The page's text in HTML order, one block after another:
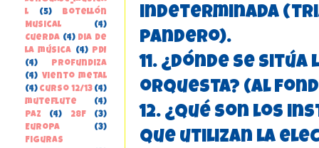
indeterminada
pandero).
11. ¿Dónde se
orquesta? (al
12. ¿Qué son los
que utilizan la
l
(5)
Botellón
Musical
(4)
Cuerda (4) Dia de
la música (4) PDI
(4)
Profundiza
(4) Viento metal
(4) curso 12/13 (4)
muteflute
(4)
paz
(4) 28F
(3)
Europa
(3)
Figuras